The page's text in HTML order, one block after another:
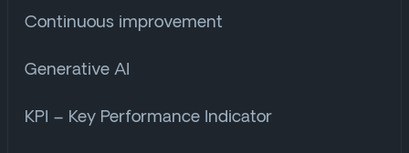
Continuous improvement
Generative AI
KPI – Key Performance Indicator